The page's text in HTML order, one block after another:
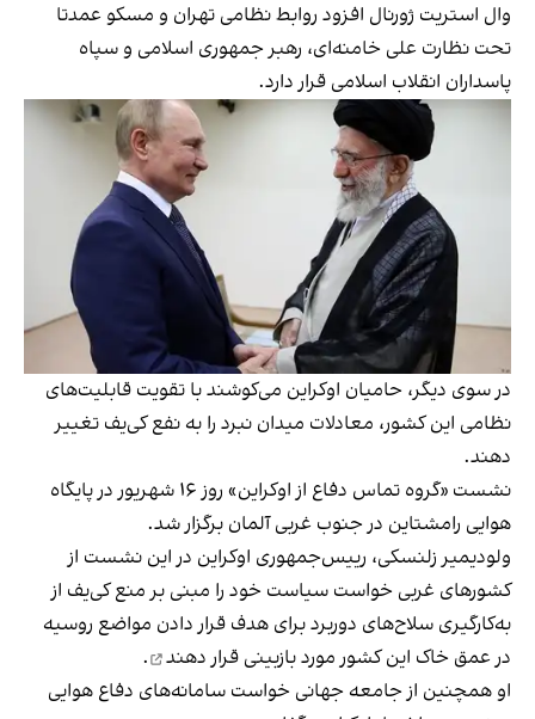
وال استریت ژورنال افزود روابط نظامی تهران و مسکو عمدتا
تحت نظارت علی خامنه‌ای، رهبر جمهوری اسلامی و سپاه
پاسداران انقلاب اسلامی قرار دارد.
در سوی دیگر، حامیان اوکراین می‌کوشند با تقویت قابلیت‌های
نظامی این کشور، معادلات میدان نبرد را به نفع کی‌یف تغییر
دهند.
نشست «گروه تماس دفاع از اوکراین» روز ۱۶ شهریور در پایگاه
هوایی رامشتاین در جنوب غربی آلمان برگزار شد.
ولودیمیر زلنسکی، رییس‌جمهوری اوکراین در این نشست از
کشورهای غربی خواست سیاست خود را مبنی بر منع کی‌یف از
به‌کارگیری سلاح‌های دوربرد برای هدف قرار دادن مواضع روسیه
در عمق خاک این کشور مورد بازبینی قرار دهند
.
او همچنین از جامعه جهانی خواست سامانه‌های دفاع هوایی